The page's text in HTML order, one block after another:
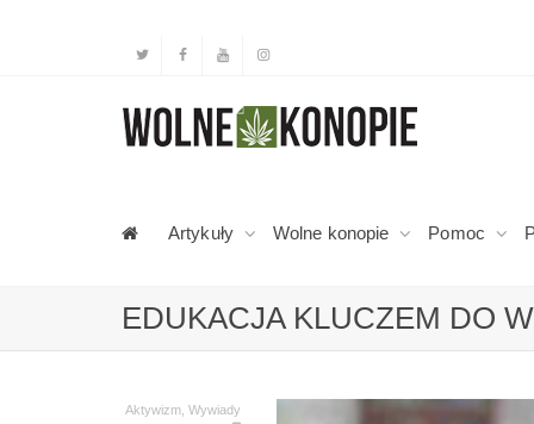
Artykuły Wolne konopie Pomoc
EDUKACJA KLUCZEM DO
Aktywizm Wywiady